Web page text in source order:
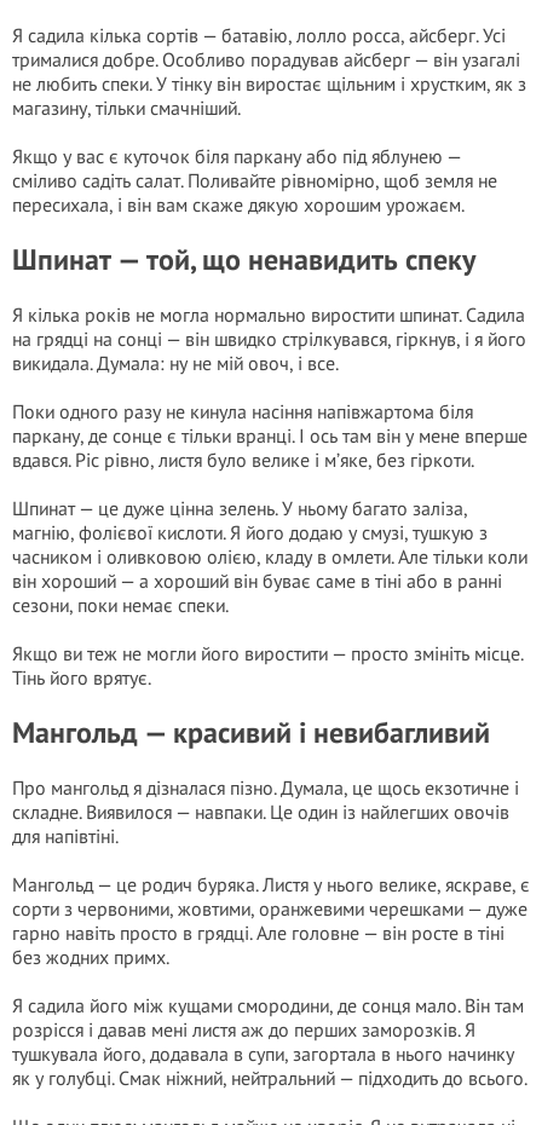
Я садила кілька сортів — батавію, лолло росса, айсберг. Усі
трималися добре. Особливо порадував айсберг — він узагалі
не любить спеки. У тінку він виростає щільним і хрустким, як з
магазину, тільки смачніший.
Якщо у вас є куточок біля паркану або під яблунею —
сміливо садіть салат. Поливайте рівномірно, щоб земля не
пересихала, і він вам скаже дякую хорошим урожаєм.
Шпинат — той, що ненавидить спеку
Я кілька років не могла нормально виростити шпинат. Садила
на грядці на сонці — він швидко стрілкувався, гіркнув, і я його
викидала. Думала: ну не мій овоч, і все.
Поки одного разу не кинула насіння напівжартома біля
паркану, де сонце є тільки вранці. І ось там він у мене вперше
вдався. Ріс рівно, листя було велике і м’яке, без гіркоти.
Шпинат — це дуже цінна зелень. У ньому багато заліза,
магнію, фолієвої кислоти. Я його додаю у смузі, тушкую з
часником і оливковою олією, кладу в омлети. Але тільки коли
він хороший — а хороший він буває саме в тіні або в ранні
сезони, поки немає спеки.
Якщо ви теж не могли його виростити — просто змініть місце.
Тінь його врятує.
Мангольд — красивий і невибагливий
Про мангольд я дізналася пізно. Думала, це щось екзотичне і
складне. Виявилося — навпаки. Це один із найлегших овочів
для напівтіні.
Мангольд — це родич буряка. Листя у нього велике, яскраве, є
сорти з червоними, жовтими, оранжевими черешками — дуже
гарно навіть просто в грядці. Але головне — він росте в тіні
без жодних примх.
Я садила його між кущами смородини, де сонця мало. Він там
розрісся і давав мені листя аж до перших заморозків. Я
тушкувала його, додавала в супи, загортала в нього начинку
як у голубці. Смак ніжний, нейтральний — підходить до всього.